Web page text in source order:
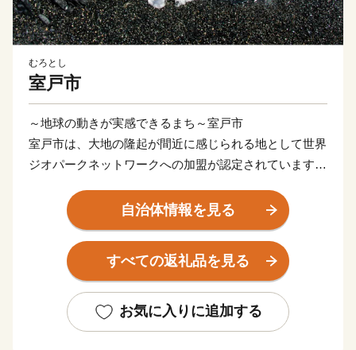
むろとし
室戸市
～地球の動きが実感できるまち～室戸市
室戸市は、大地の隆起が間近に感じられる地として世界
ジオパークネットワークへの加盟が認定されています。
なまちです。金目鯛をはじめ、豊富な魚種を誇る海産物
や温暖な気候を活かしたビワ、さつまいも等の農産物は
もちろん、イルカとのふれあい等、現地での体験メニュ
ーもございます。室戸市が誇る食や自然に触れていただ
自治体情報を見る
すべての返礼品を見る
お気に入りに追加する